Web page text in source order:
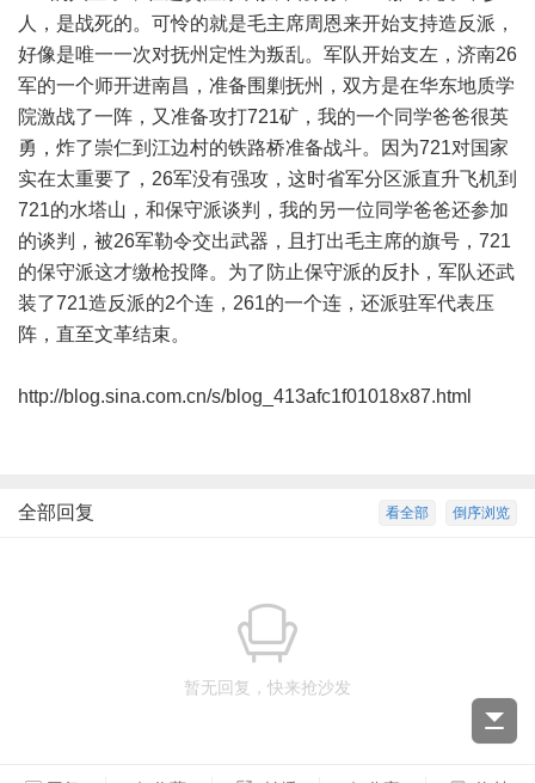
人，是战死的。可怜的就是毛主席周恩来开始支持造反派，
好像是唯一一次对抚州定性为叛乱。军队开始支左，济南26
军的一个师开进南昌，准备围剿抚州，双方是在华东地质学
院激战了一阵，又准备攻打721矿，我的一个同学爸爸很英
勇，炸了崇仁到江边村的铁路桥准备战斗。因为721对国家
实在太重要了，26军没有强攻，这时省军分区派直升飞机到
721的水塔山，和保守派谈判，我的另一位同学爸爸还参加
的谈判，被26军勒令交出武器，且打出毛主席的旗号，721
的保守派这才缴枪投降。为了防止保守派的反扑，军队还武
装了721造反派的2个连，261的一个连，还派驻军代表压
阵，直至文革结束。
http://blog.sina.com.cn/s/blog_413afc1f01018x87.html
倒序浏览
看全部
全部回复
暂无回复，快来抢沙发